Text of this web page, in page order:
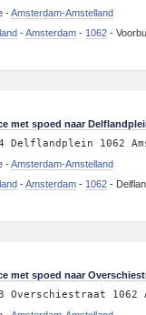
-Amsterdam-Amstelland
-Amsterdam- 1062-
met spoed naar
Delflandplein 1062
-Amsterdam-Amstelland
-Amsterdam- 1062-
met spoed naar
Overschiestraat 1062